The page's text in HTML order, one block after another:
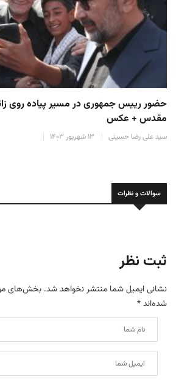
حضور رییس جمهوری در مسیر پیاده روی
مقدس + عکس
سید علی رضا حسینی ۱۳ شهریور ۱۴۰۳
سوالات و نظرات
ثبت نظر
نشانی ایمیل شما منتشر نخواهد شد. بخش‌های
شده‌اند*